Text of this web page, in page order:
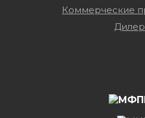
Коммерческие